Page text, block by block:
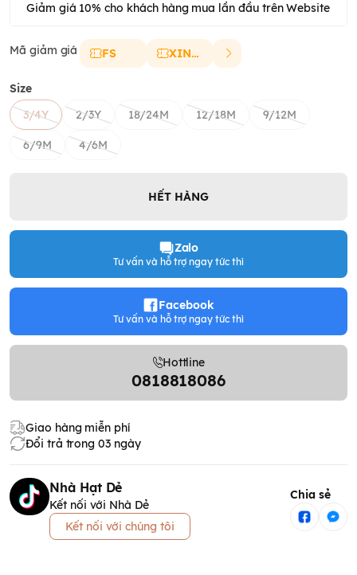
Giảm giá 10% cho khách hàng mua lần đầu trên Website
Mã giảm giá FS XINCHAO
Size
3/4Y
2/3Y 18/24M 12/18M 9/12M
6/9M 4/6M
HẾT HÀNG
Zalo
Tư vấn và hỗ trợ ngay tức thì
Facebook
Tư vấn và hỗ trợ ngay tức thì
Hottline
0818818086
Giao hàng miễn phí
Đổi trả trong 03 ngày
Nhà Hạt Dẻ
Kết nối với Nhà Dẻ
Kết nối với chúng tôi
Chia sẻ